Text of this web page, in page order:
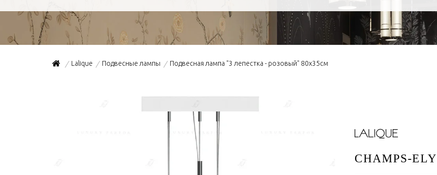
/ Lalique / Подвесные лампы / Подвесная лампа "3 лепестка - розовый" 80х35см
CHAMPS-